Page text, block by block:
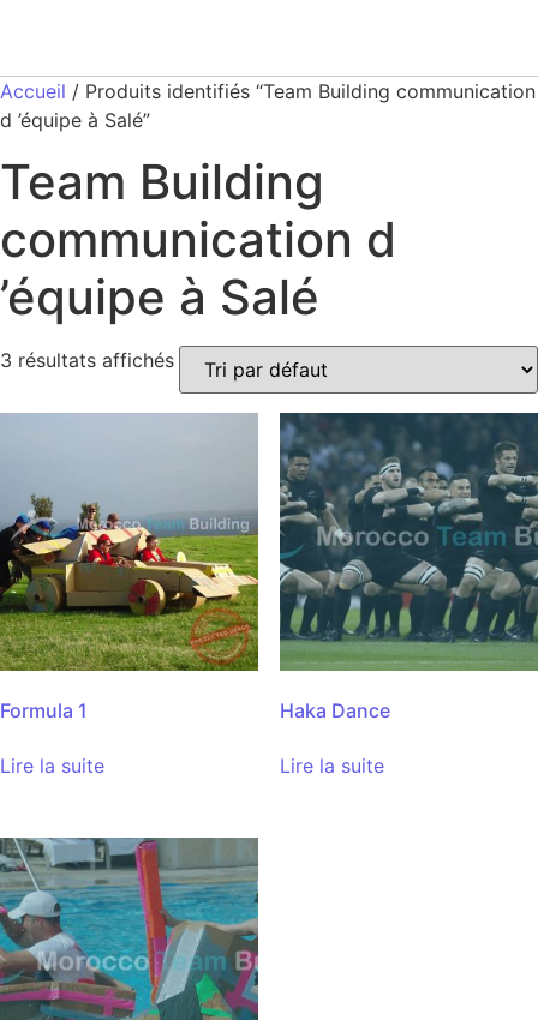
Accueil / Produits identifiés “Team Building communication
d ’équipe à Salé”
Team Building
communication d
’équipe à Salé
3 résultats affichés
Formula 1
Lire la suite
Haka Dance
Lire la suite